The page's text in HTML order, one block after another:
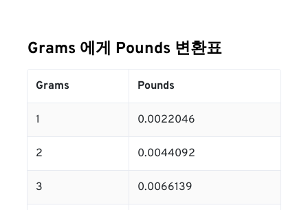
Grams 에게 Pounds 변환표
Grams Pounds
1 0.0022046
2 0.0044092
3 0.0066139